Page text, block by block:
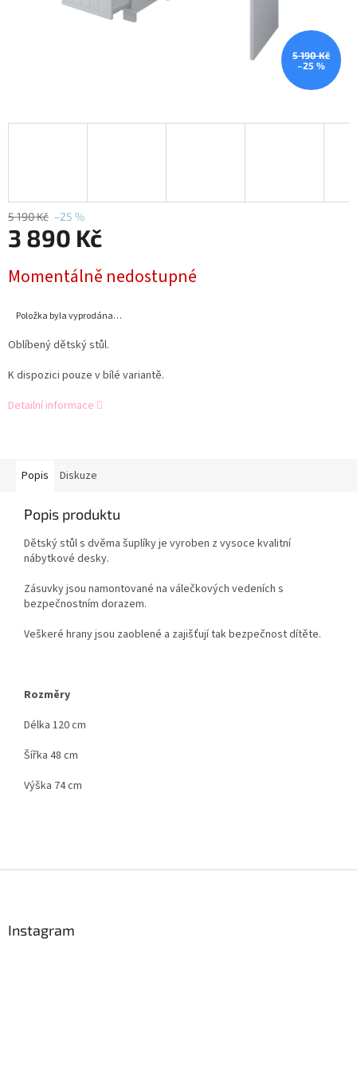
5 190 Kč
–25 %
5 190 Kč –25 %
3 890 Kč
cena:
Momentálně nedostupné
Položka byla vyprodána…
Oblíbený dětský stůl.
K dispozici pouze v bílé variantě.
Detailní informace
Popis Diskuze
Popis produktu
Dětský stůl s dvěma šuplíky je vyroben z vysoce kvalitní
nábytkové desky.
Zásuvky jsou namontované na válečkových vedeních s
bezpečnostním dorazem.
Veškeré hrany jsou zaoblené a zajišťují tak bezpečnost dítěte.
Rozměry
Délka 120 cm
Šířka 48 cm
Výška 74 cm
Instagram